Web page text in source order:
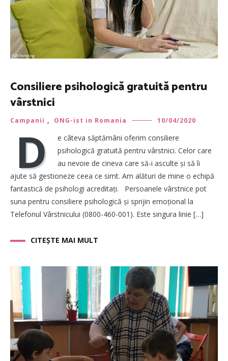
Consiliere psihologică gratuită pentru
vârstnici
Campanii , ONG-ist in Romania 10/04/2020
D
e câteva săptămâni oferim consiliere
psihologică gratuită pentru vârstnici. Celor care
au nevoie de cineva care să-i asculte și să îi
ajute să gestioneze ceea ce simt. Am alături de mine o echipă
fantastică de psihologi acreditați. Persoanele vârstnice pot
suna pentru consiliere psihologică și sprijin emoțional la
Telefonul Vârstnicului (0800-460-001). Este singura linie […]
CITEȘTE MAI MULT